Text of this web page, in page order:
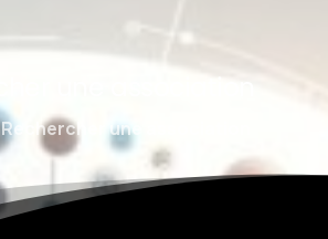
association
Rechercher une association